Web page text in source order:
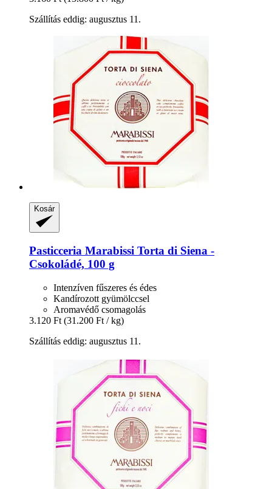
Szállítás eddig: augusztus 11.
Kosár
Pasticceria Marabissi Torta di Siena -​
Csokoládé, 100 g
Intenzíven fűszeres és édes
Kandírozott gyümölccsel
Aromavédő csomagolás
3.120 Ft (31.200 Ft / kg)
Szállítás eddig: augusztus 11.